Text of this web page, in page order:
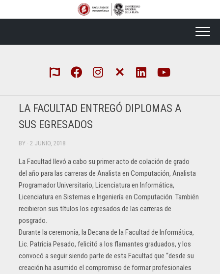
LA FACULTAD ENTREGÓ DIPLOMAS A
SUS EGRESADOS
BY · 2 JUNIO, 2018
La Facultad llevó a cabo su primer acto de colación de grado
del año para las carreras de Analista en Computación, Analista
Programador Universitario, Licenciatura en Informática,
Licenciatura en Sistemas e Ingeniería en Computación. También
recibieron sus títulos los egresados de las carreras de
posgrado.
Durante la ceremonia, la Decana de la Facultad de Informática,
Lic. Patricia Pesado, felicitó a los flamantes graduados, y los
convocó a seguir siendo parte de esta Facultad que “desde su
creación ha asumido el compromiso de formar profesionales